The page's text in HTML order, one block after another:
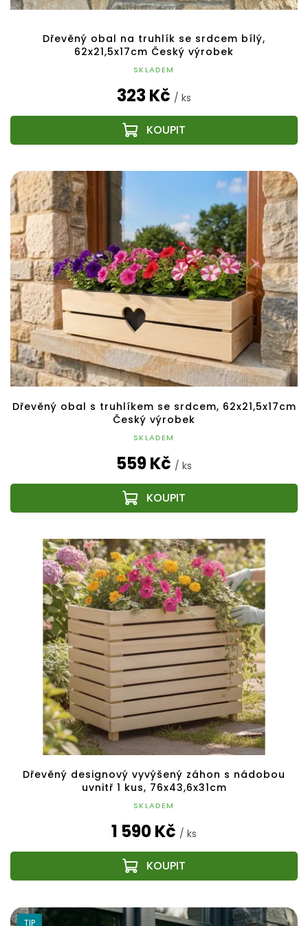
Dřevěný obal na truhlík se srdcem bílý,
62x21,5x17cm Český výrobek
SKLADEM
323 Kč / ks
Dřevěný obal s truhlíkem se srdcem, 62x21,5x17cm
Český výrobek
SKLADEM
559 Kč / ks
Dřevěný designový vyvýšený záhon s nádobou
uvnitř 1 kus, 76x43,6x31cm
SKLADEM
1 590 Kč / ks
TIP